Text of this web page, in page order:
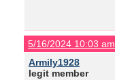
5/16/2024 10:03 am
Armily1928
legit member